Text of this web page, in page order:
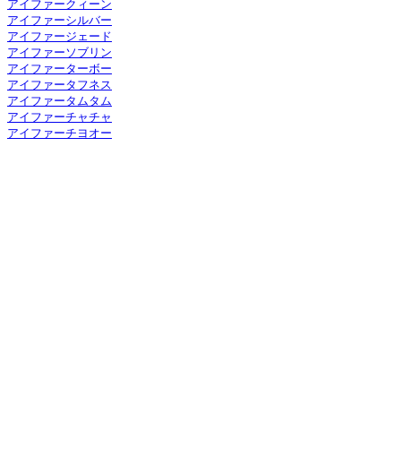
アイファークィーン
アイファーシルバー
アイファージェード
アイファーソブリン
アイファーターボー
アイファータフネス
アイファータムタム
アイファーチャチャ
アイファーチヨオー